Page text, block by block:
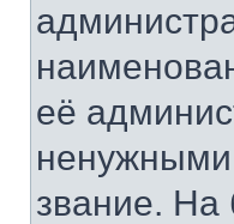
её
ненужными
звание. На